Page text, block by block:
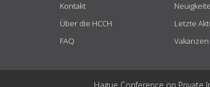
Kontakt
Über die HCCH
FAQ
Letzte
Vakanzen